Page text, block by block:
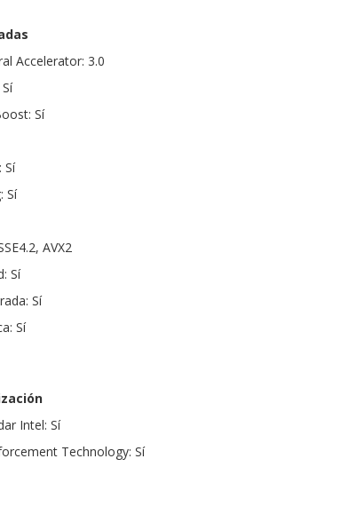
Accelerator: 3.0
Sí
Sí
Sí
AVX2
Sí
Sí
Sí
Intel: Sí
Technology: Sí